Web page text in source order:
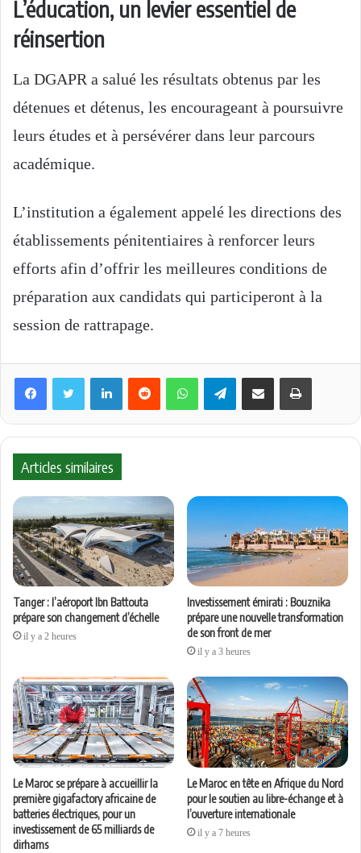
L’éducation, un levier essentiel de
réinsertion
La DGAPR a salué les résultats obtenus par les
détenues et détenus, les encourageant à poursuivre
leurs études et à persévérer dans leur parcours
académique.
L’institution a également appelé les directions des
établissements pénitentiaires à renforcer leurs
efforts afin d’offrir les meilleures conditions de
préparation aux candidats qui participeront à la
session de rattrapage.
Telegram
Articles similaires
Tanger : l’aéroport Ibn Battouta
prépare son changement d’échelle
il y a 2 heures
Investissement émirati : Bouznika
prépare une nouvelle transformation
de son front de mer
il y a 3 heures
Le Maroc se prépare à accueillir la
première gigafactory africaine de
batteries électriques, pour un
investissement de 65 milliards de
dirhams
Le Maroc en tête en Afrique du Nord
pour le soutien au libre-échange et à
l’ouverture internationale
il y a 7 heures